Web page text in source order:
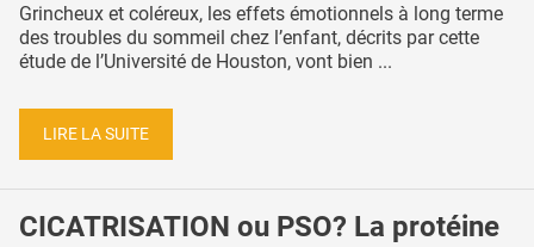
Grincheux et coléreux, les effets émotionnels à long terme
des troubles du sommeil chez l’enfant, décrits par cette
étude de l’Université de Houston, vont bien ...
LIRE LA SUITE
CICATRISATION ou PSO? La protéine